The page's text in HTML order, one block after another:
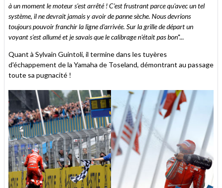
à un moment le moteur s'est arrêté ! C'est frustrant parce qu'avec un tel
système, il ne devrait jamais y avoir de panne sèche. Nous devrions
toujours pouvoir franchir la ligne d'arrivée. Sur la grille de départ un
voyant s'est allumé et je savais que le calibrage n'était pas bon"...
Quant à Sylvain Guintoli, il termine dans les tuyères
d'échappement de la Yamaha de Toseland, démontrant au passage
toute sa pugnacité !